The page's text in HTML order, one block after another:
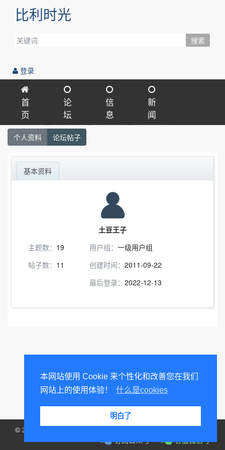
本网站使用 Cookie 来个性化和改善您在我们
网站上的使用体验！
什么是cookies
明白了
比利时光
搜索
登录
首
页
论
坛
信
息
新
闻
个人资料 论坛帖子
基本资料
土豆王子
主题数： 19
帖子数： 11
用户组： 一级用户组
创建时间： 2011-09-22
最后登录： 2022-12-13
© 2004 - 2019
订阅公众号
客服微信号